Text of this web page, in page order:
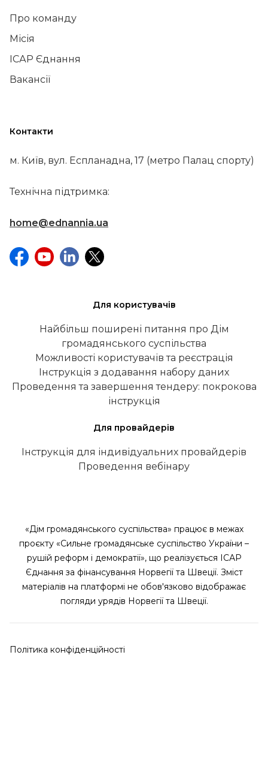
Про команду
Місія
ІСАР Єднання
Вакансії
Контакти
м. Київ, вул. Еспланадна, 17 (метро Палац спорту)
Технічна підтримка:
home@ednannia.ua
Для користувачів
Найбільш поширені питання про Дім
громадянського суспільства
Можливості користувачів та реєстрація
Інструкція з додавання набору даних
Проведення та завершення тендеру: покрокова
інструкція
Для провайдерів
Інструкція для індивідуальних провайдерів
Проведення вебінару
«Дім громадянського суспільства» працює в межах
проєкту «Сильне громадянське суспільство України –
рушій реформ і демократії», що реалізується ІСАР
Єднання за фінансування Норвегії та Швеції. Зміст
матеріалів на платформі не обов'язково відображає
погляди урядів Норвегії та Швеції.
Політика конфіденційності